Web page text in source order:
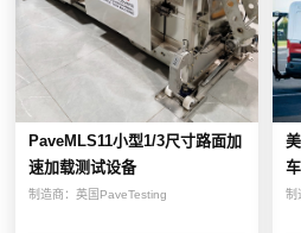
PaveMLS11小型1/3尺寸路面加
速加载测试设备
制造商： 英国PaveTesting
车
制